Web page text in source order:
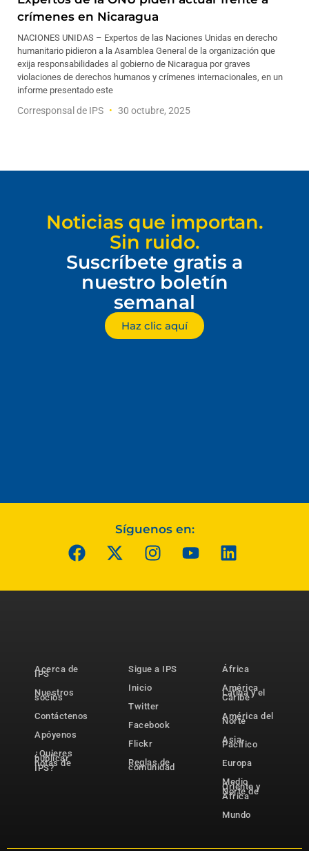
crímenes en Nicaragua
NACIONES UNIDAS – Expertos de las Naciones Unidas en derecho
humanitario pidieron a la Asamblea General de la organización que
exija responsabilidades al gobierno de Nicaragua por graves
violaciones de derechos humanos y crímenes internacionales, en un
informe presentado este
Corresponsal de IPS 30 octubre, 2025
Noticias que importan.
Sin ruido.
Suscríbete gratis a
nuestro boletín
semanal
Haz clic aquí
Síguenos en:
Acerca de
IPS
Nuestros
socios
Contáctenos
Apóyenos
¿Quieres
publicar
notas de
IPS?
Sigue a IPS
Inicio
Twitter
Facebook
Flickr
Reglas de
comunidad
África
América
Latina y el
Caribe
América del
Norte
Asia-
Pacífico
Europa
Medio
Oriente y
Norte de
África
Mundo